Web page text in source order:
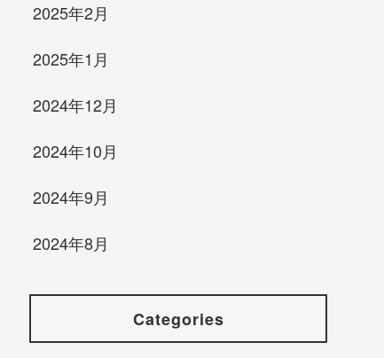
2025年2月
2025年1月
2024年12月
2024年10月
2024年9月
2024年8月
Categories